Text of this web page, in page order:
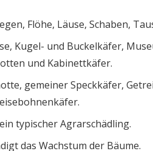
Flöhe, Läuse, Schaben,
Kugel- und Buckelkäfer,
und Kabinettkäfer.
gemeiner Speckkäfer,
typischer Agrarschädling.
das Wachstum der Bäume.